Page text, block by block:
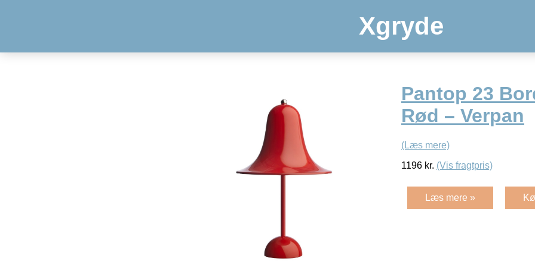
Xgryde
Pantop 23
Rød – Verpan
(Læs mere)
1196 kr. (Vis fragtpris)
Læs mere »